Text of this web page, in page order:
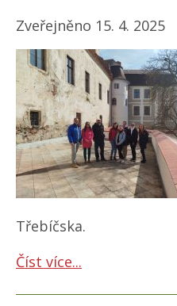
Zveřejněno 15. 4. 2025
Třebíčska.
Číst více...